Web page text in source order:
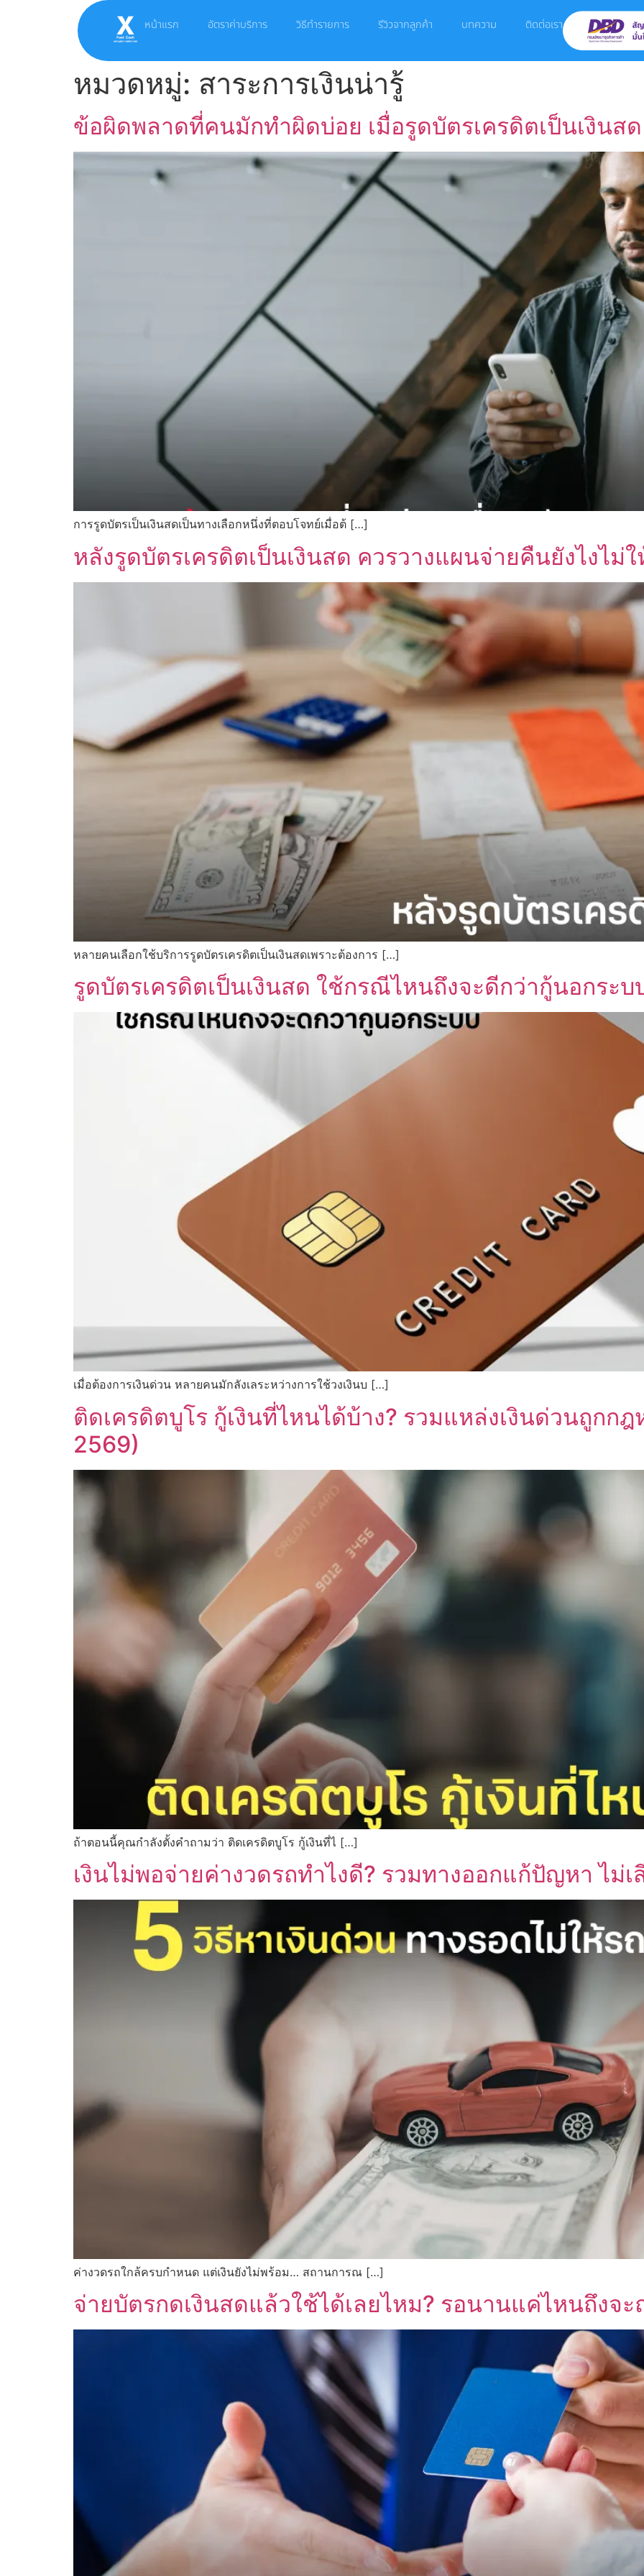
หน้าแรก อัตราค่าบริการ วิธีทำรายการ รีวิวจากลูกค้า บทความ ติดต่อเรา
หมวดหมู่: สาระการเงินน่ารู้
ข้อผิดพลาดที่คนมักทำผิดบ่อย เมื่อรูดบัตรเครดิตเป็นเงินสด
การรูดบัตรเป็นเงินสดเป็นทางเลือกหนึ่งที่ตอบโจทย์เมื่อต้ […]
หลังรูดบัตรเครดิตเป็นเงินสด ควรวางแผนจ่ายคืนยังไงไม่
หลายคนเลือกใช้บริการรูดบัตรเครดิตเป็นเงินสดเพราะต้องการ […]
รูดบัตรเครดิตเป็นเงินสด ใช้กรณีไหนถึงจะดีกว่ากู้นอกระบ
เมื่อต้องการเงินด่วน หลายคนมักลังเลระหว่างการใช้วงเงินบ […]
ติดเครดิตบูโร กู้เงินที่ไหนได้บ้าง? รวมแหล่งเงินด่วนถูกก
2569)
ถ้าตอนนี้คุณกำลังตั้งคำถามว่า ติดเครดิตบูโร กู้เงินที่ไ […]
เงินไม่พอจ่ายค่างวดรถทำไงดี? รวมทางออกแก้ปัญหา ไม่
ค่างวดรถใกล้ครบกำหนด แต่เงินยังไม่พร้อม… สถานการณ […]
จ่ายบัตรกดเงินสดแล้วใช้ได้เลยไหม? รอนานแค่ไหนถึงจะ